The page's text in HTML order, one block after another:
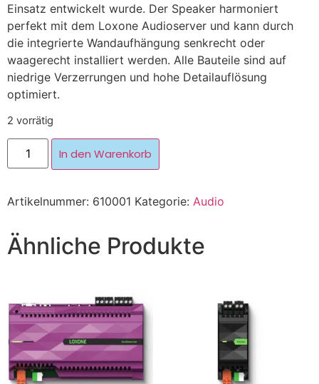
Einsatz entwickelt wurde. Der Speaker harmoniert
perfekt mit dem Loxone Audioserver und kann durch
die integrierte Wandaufhängung senkrecht oder
waagerecht installiert werden. Alle Bauteile sind auf
niedrige Verzerrungen und hohe Detailauflösung
optimiert.
2 vorrätig
In den Warenkorb
Artikelnummer: 610001 Kategorie: Audio
Ähnliche Produkte